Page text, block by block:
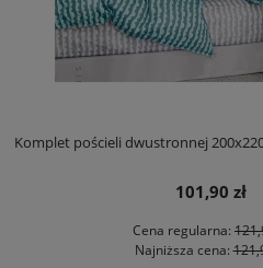
Komplet pościeli dwustronnej
101,90 zł
Cena regularna:
Najniższa cena: